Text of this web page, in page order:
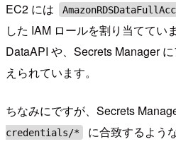
EC2 には
した IAM ロールを割り当ててい
DataAPI や、Secrets Manager
えられています。
ちなみにですが、Secrets
credentials/*
に合致するよう